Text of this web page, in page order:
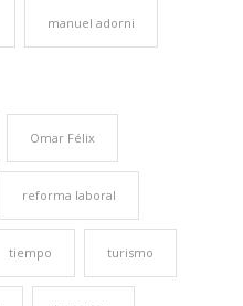
manuel adorni
Omar Félix
reforma laboral
tiempo turismo